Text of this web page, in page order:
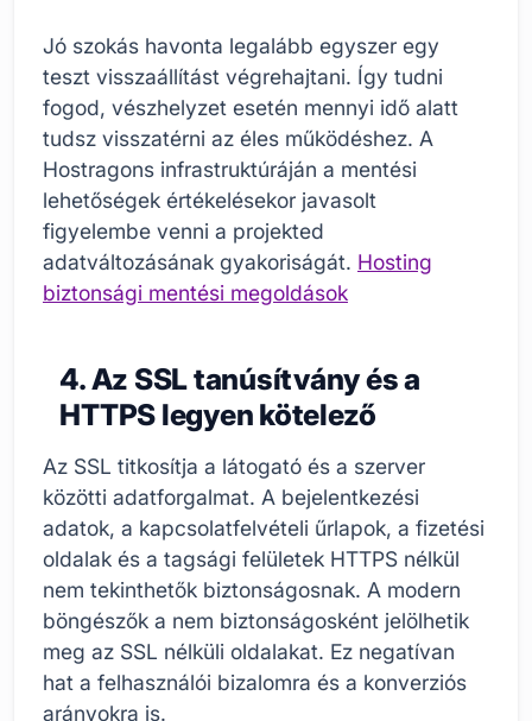
Jó szokás havonta legalább egyszer egy
teszt visszaállítást végrehajtani. Így tudni
fogod, vészhelyzet esetén mennyi idő alatt
tudsz visszatérni az éles működéshez. A
Hostragons infrastruktúráján a mentési
lehetőségek értékelésekor javasolt
figyelembe venni a projekted
adatváltozásának gyakoriságát. Hosting
biztonsági mentési megoldások
4. Az SSL tanúsítvány és a
HTTPS legyen kötelező
Az SSL titkosítja a látogató és a szerver
közötti adatforgalmat. A bejelentkezési
adatok, a kapcsolatfelvételi űrlapok, a fizetési
oldalak és a tagsági felületek HTTPS nélkül
nem tekinthetők biztonságosnak. A modern
böngészők a nem biztonságosként jelölhetik
meg az SSL nélküli oldalakat. Ez negatívan
hat a felhasználói bizalomra és a konverziós
arányokra is.